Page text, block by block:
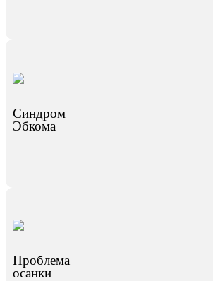
Синдром
Эбкома
Проблема
осанки